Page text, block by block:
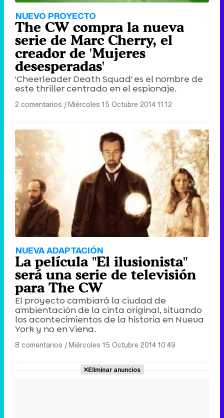
NUEVO PROYECTO
The CW compra la nueva
serie de Marc Cherry, el
creador de 'Mujeres
desesperadas'
'Cheerleader Death Squad' es el nombre de
este thriller centrado en el espionaje.
2 comentarios |Miércoles 15 Octubre 2014 11:12
NUEVA ADAPTACIÓN
La película "El ilusionista"
será una serie de televisión
para The CW
El proyecto cambiará la ciudad de
ambientación de la cinta original, situando
los acontecimientos de la historia en Nueva
York y no en Viena.
8 comentarios |Miércoles 15 Octubre 2014 10:49
Eliminar anuncios